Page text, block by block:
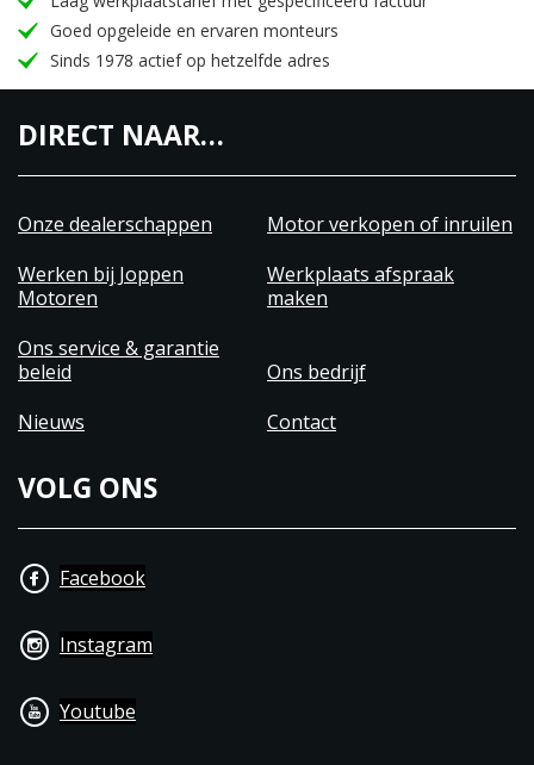
Goed opgeleide en ervaren monteurs
Sinds 1978 actief op hetzelfde adres
DIRECT NAAR…
Onze dealerschappen
Motor verkopen of inruilen
Werken bij Joppen
Motoren
Werkplaats afspraak
maken
Ons service & garantie
beleid
Ons bedrijf
Nieuws
Contact
VOLG ONS
Facebook
Instagram
Youtube